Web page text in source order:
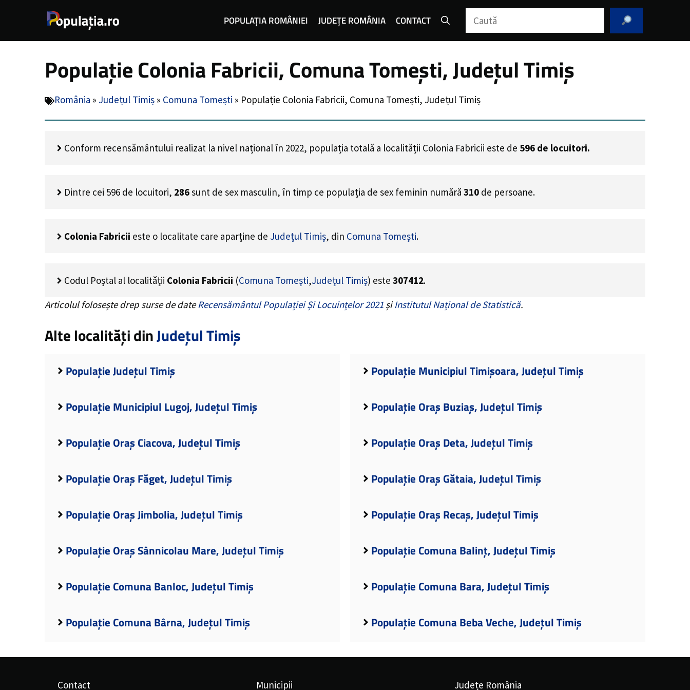
POPULAȚIA ROMÂNIEI JUDEȚE ROMÂNIA CONTACT Caută
Populație Colonia Fabricii, Comuna Tomești, Județul Timiș
România » Județul Timiș » Comuna Tomești » Populație Colonia Fabricii, Comuna Tomești, Județul Timiș
Conform recensământului realizat la nivel național în 2022, populația totală a localității Colonia Fabricii este de 596 de locuitori.
Dintre cei 596 de locuitori, 286sunt de sex masculin, în timp ce populația de sex feminin numără 310 de persoane.
Colonia Fabricii este o localitate care aparține de Județul Timiș, din Comuna Tomești.
Codul Poștal al localității Colonia Fabricii (Comuna Tomești,Județul Timiș) este 307412.
Articolul folosește drep surse de dateRecensământul Populației Și Locuințelor 2021 șiInstitutul Național de Statistică.
Alte localități dinJudețul Timiș
Populație Județul Timiș Populație Municipiul Timișoara, Județul Timiș
Populație Municipiul Lugoj, Județul Timiș Populație Oraș Buziaș, Județul Timiș
Populație Oraș Ciacova, Județul Timiș Populație Oraș Deta, Județul Timiș
Populație Oraș Făget, Județul Timiș Populație Oraș Gătaia, Județul Timiș
Populație Oraș Jimbolia, Județul Timiș Populație Oraș Recaș, Județul Timiș
Populație Oraș Sânnicolau Mare, Județul Timiș Populație Comuna Balinț, Județul Timiș
Populație Comuna Banloc, Județul Timiș Populație Comuna Bara, Județul Timiș
Populație Comuna Bârna, Județul Timiș Populație Comuna Beba Veche, Județul Timiș
Contact Municipii Județe România